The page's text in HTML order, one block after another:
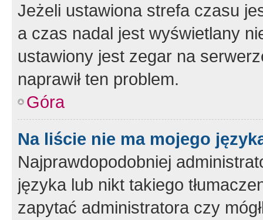
Jeżeli ustawiona strefa czasu
a czas nadal jest wyświetlany
ustawiony jest zegar na
naprawił ten problem.
Góra
Na liście nie ma mojego
Najprawdopodobniej
języka lub nikt takiego
zapytać administratora czy